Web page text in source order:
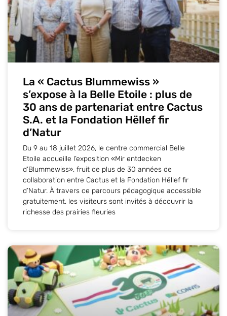
La « Cactus Blummewiss »
s’expose à la Belle Etoile : plus de
30 ans de partenariat entre Cactus
S.A. et la Fondation Hëllef fir
d’Natur
Du 9 au 18 juillet 2026, le centre commercial Belle
Etoile accueille l’exposition «Mir entdecken
d’Blummewiss», fruit de plus de 30 années de
collaboration entre Cactus et la Fondation Hëllef fir
d’Natur. À travers ce parcours pédagogique accessible
gratuitement, les visiteurs sont invités à découvrir la
richesse des prairies fleuries